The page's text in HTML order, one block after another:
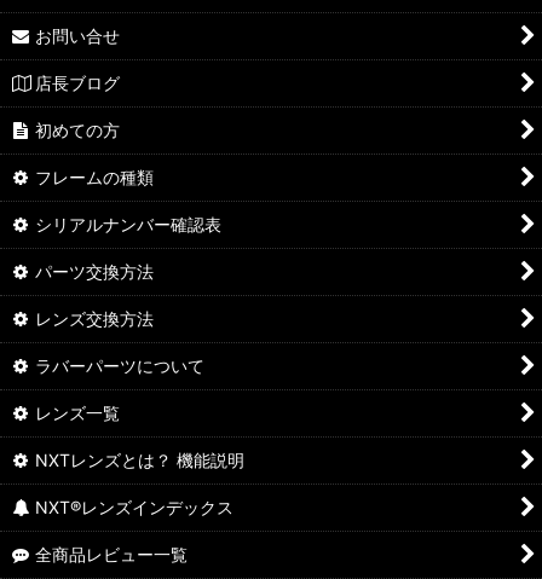
お問い合せ
店長ブログ
初めての方
フレームの種類
シリアルナンバー確認表
パーツ交換方法
レンズ交換方法
ラバーパーツについて
レンズ一覧
NXTレンズとは？ 機能説明
NXT®レンズインデックス
全商品レビュー一覧